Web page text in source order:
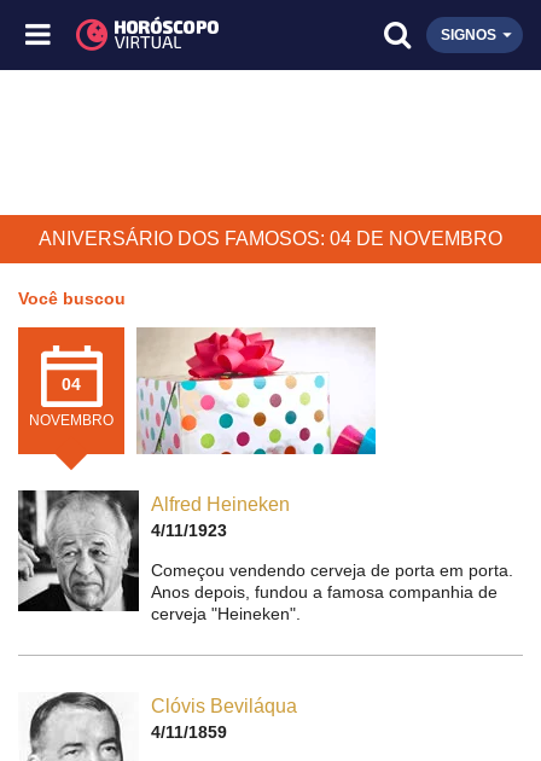
SIGNOS
ANIVERSÁRIO DOS FAMOSOS: 04 DE NOVEMBRO
Você buscou
04
NOVEMBRO
Alfred Heineken
4/11/1923
Começou vendendo cerveja de porta em porta.
Anos depois, fundou a famosa companhia de
cerveja "Heineken".
Clóvis Beviláqua
4/11/1859